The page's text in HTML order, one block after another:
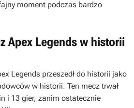
moment podczas bardzo
Apex Legends w historii
Legends przeszedł do historii jako
w historii. Ten mecz trwał
i 13 gier, zanim ostatecznie